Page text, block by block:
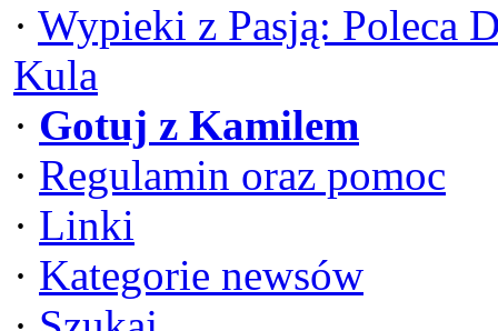
· Wypieki z Pasją: Poleca
Kula
· Gotuj z Kamilem
· Regulamin oraz pomoc
· Linki
· Kategorie newsów